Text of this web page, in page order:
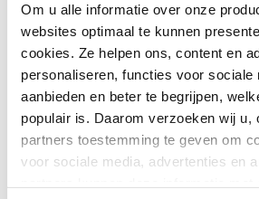
Om u alle informatie over onze
websites optimaal te kunnen
cookies. Ze helpen ons, content en
personaliseren, functies voor sociale
aanbieden en beter te begrijpen,
populair is. Daarom verzoeken wij u,
partners toestemming te geven om
voor sociale media, advertenties en
Ramen
Huisdeuren
Glasgevels
Raamvervanging